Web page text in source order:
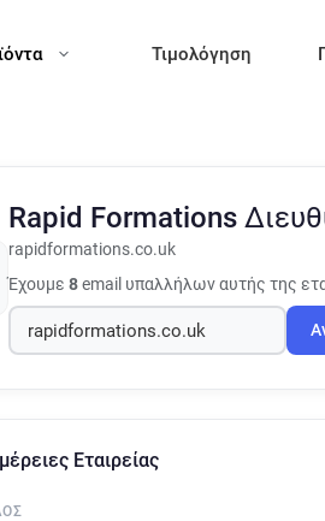
Τιμολόγηση
Rapid Formations
rapidformations.co.uk
Έχουμε 8email υπαλλήλων αυτής της
Εταιρείας